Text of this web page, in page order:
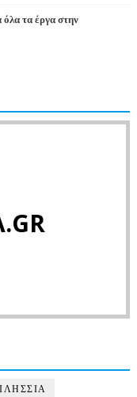
όλα τα έργα στην